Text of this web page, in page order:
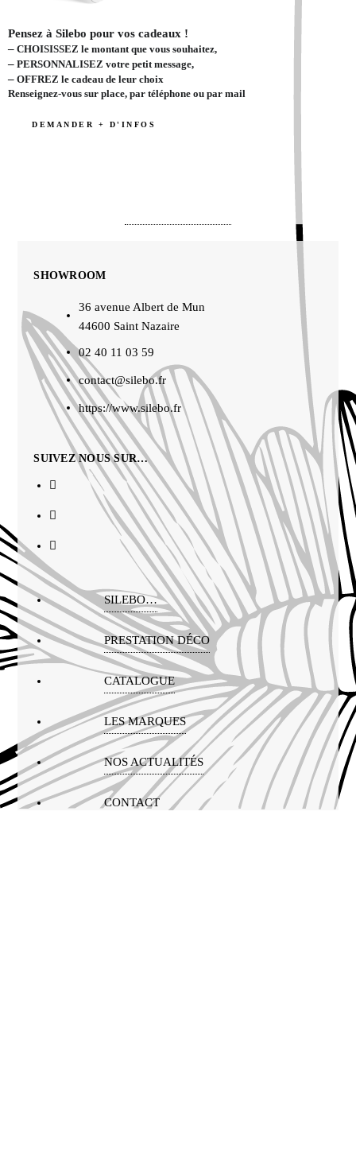
Pensez à Silebo pour vos cadeaux !
– CHOISISSEZ le montant que vous souhaitez,
– PERSONNALISEZ votre petit message,
– OFFREZ le cadeau de leur choix
Renseignez-vous sur place, par téléphone ou par mail
DEMANDER + D'INFOS
SHOWROOM
36 avenue Albert de Mun
44600 Saint Nazaire
02 40 11 03 59
contact@silebo.fr
https://www.silebo.fr
SUIVEZ NOUS SUR…
SILEBO…
PRESTATION DÉCO
CATALOGUE
LES MARQUES
NOS ACTUALITÉS
CONTACT